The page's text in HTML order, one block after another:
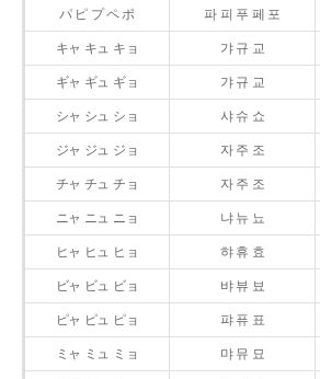
パ ピ プ ペ ポ 파 피 푸 페 포
キャ キュ キョ 갸 규 교
ギャ ギュ ギョ 갸 규 교
シャ シュ ショ 샤 슈 쇼
ジャ ジュ ジョ 자 주 조
チャ チュ チョ 자 주 조
ニャ ニュ ニョ 냐 뉴 뇨
ヒャ ヒュ ヒョ 햐 휴 효
ビャ ビュ ビョ 뱌 뷰 뵤
ピャ ピュ ピョ 퍄 퓨 표
ミャ ミュ ミョ 먀 뮤 묘